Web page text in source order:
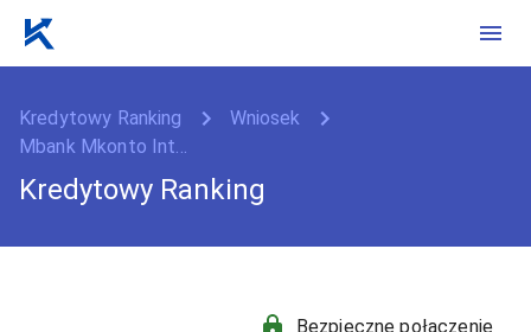
Kredytowy Ranking
Wniosek
Mbank Mkonto Int...
Kredytowy Ranking
Bezpieczne połączenie